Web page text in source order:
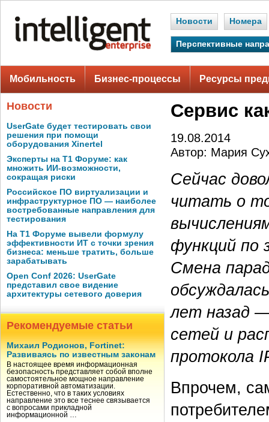
Новости Номера
Перспективные
Мобильность Бизнес-процессы Ресурсы
Новости
UserGate будет тестировать свои
решения при помощи
оборудования Xinertel
Эксперты на Т1 Форуме: как
множить ИИ-возможности,
сокращая риски
Российское ПО виртуализации и
инфраструктурное ПО — наиболее
востребованные направления для
тестирования
На Т1 Форуме вывели формулу
эффективности ИТ с точки зрения
бизнеса: меньше тратить, больше
зарабатывать
Open Conf 2026: UserGate
представил свое видение
архитектуры сетевого доверия
Рекомендуемые статьи
Михаил Родионов, Fortinet:
Развиваясь по известным законам
В настоящее время информационная
безопасность представляет собой вполне
самостоятельное мощное направление
корпоративной автоматизации.
Естественно, что в таких условиях
направление это все теснее связывается
с вопросами прикладной
информационной …
Сервис
19.08.2014
Автор: Мария
Сейчас
читать о
функций по
Смена
лет назад
сетей и
протокола
Впрочем,